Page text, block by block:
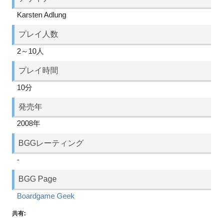
Karsten Adlung
プレイ人数
2～10人
プレイ時間
10分
発売年
2008年
BGGレーティング
-
BGG Page
Boardgame Geek
共有: